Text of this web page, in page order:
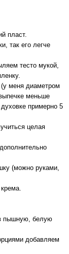
пласт.
так его легче
тесто мукой,
(у меня диаметром
меньше
примерно 5
целая
(можно руками,
пышную, белую
добавляем